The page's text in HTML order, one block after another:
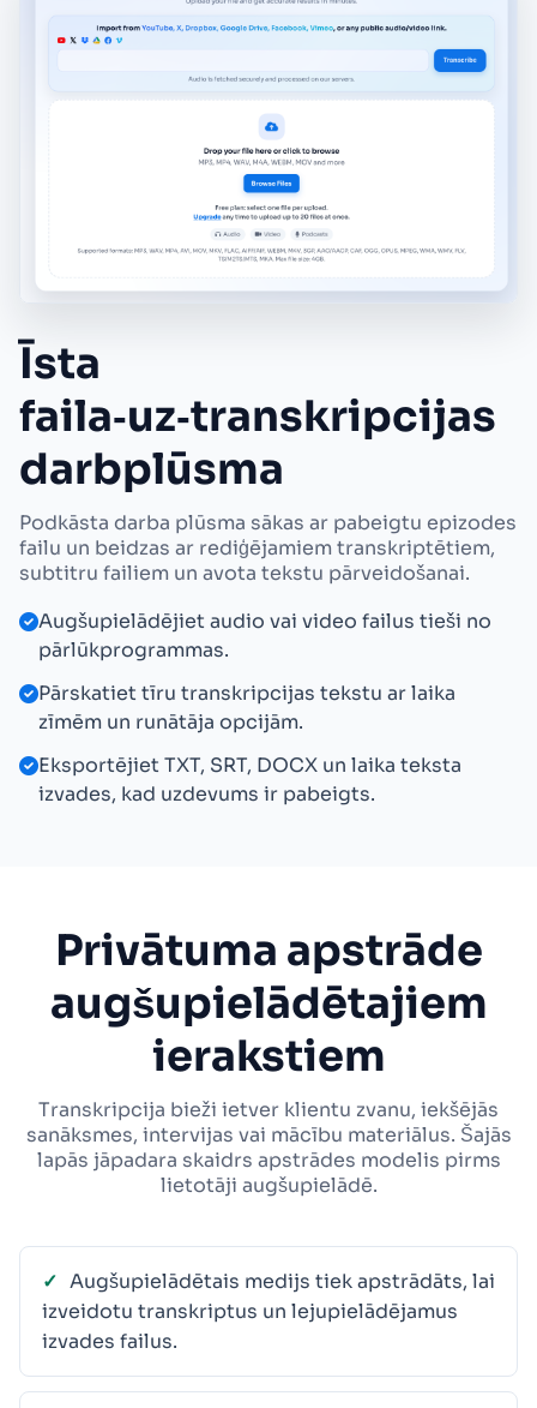
Īsta
faila‑uz‑transkripcijas
darbplūsma
Podkāsta darba plūsma sākas ar pabeigtu epizodes
failu un beidzas ar rediģējamiem transkriptētiem,
subtitru failiem un avota tekstu pārveidošanai.
Augšupielādējiet audio vai video failus tieši no
pārlūkprogrammas.
Pārskatiet tīru transkripcijas tekstu ar laika
zīmēm un runātāja opcijām.
Eksportējiet TXT, SRT, DOCX un laika teksta
izvades, kad uzdevums ir pabeigts.
Privātuma apstrāde
augšupielādētajiem
ierakstiem
Transkripcija bieži ietver klientu zvanu, iekšējās
sanāksmes, intervijas vai mācību materiālus. Šajās
lapās jāpadara skaidrs apstrādes modelis pirms
lietotāji augšupielādē.
Augšupielādētais medijs tiek apstrādāts, lai
izveidotu transkriptus un lejupielādējamus
izvades failus.